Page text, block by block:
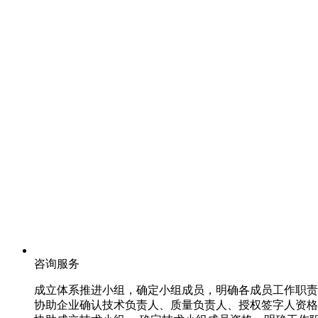
咨询服务
成立体系推进小组，确定小组成员，明确各成员工作职
协助企业确认技术负责人、质量负责人、授权签字人资